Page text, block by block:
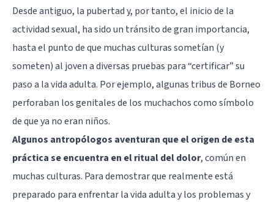
Desde antiguo, la pubertad y, por tanto, el inicio de la
actividad sexual, ha sido un tránsito de gran importancia,
hasta el punto de que muchas culturas sometían (y
someten) al joven a diversas pruebas para “certificar” su
paso a la vida adulta. Por ejemplo, algunas tribus de Borneo
perforaban los genitales de los muchachos como símbolo
de que ya no eran niños.
Algunos antropólogos aventuran que el origen de esta
práctica se encuentra en el ritual del dolor, común en
muchas culturas. Para demostrar que realmente está
preparado para enfrentar la vida adulta y los problemas y